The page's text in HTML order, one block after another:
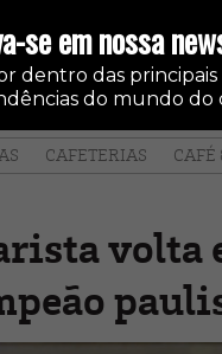
se em nossa
dentro das principais
do mundo do
CAFETERIAS CAFÉ
volta